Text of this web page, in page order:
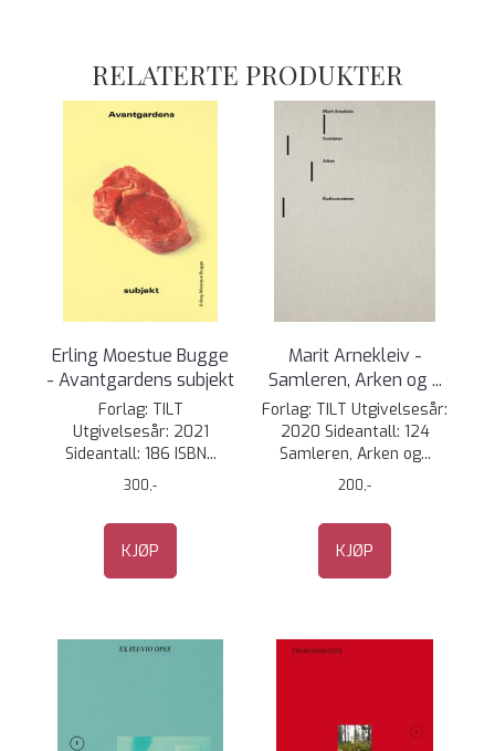
RELATERTE PRODUKTER
Erling Moestue Bugge
- Avantgardens subjekt
Forlag: TILT
Utgivelsesår: 2021
Sideantall: 186 ISBN...
300,-
KJØP
Marit Arnekleiv -
Samleren, Arken og ...
Forlag: TILT Utgivelsesår:
2020 Sideantall: 124
Samleren, Arken og...
200,-
KJØP